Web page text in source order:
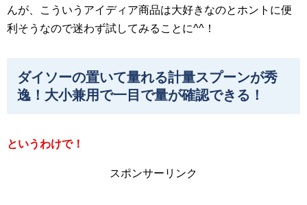
んが、こういうアイディア商品は大好きなのとホントに便
利そうなので迷わず試してみることに^^！
ダイソーの置いて量れる計量スプーンが秀
逸！大小兼用で一目で量が確認できる！
というわけで！
スポンサーリンク